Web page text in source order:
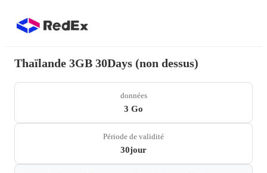
Thaïlande 3GB 30Days (non dessus)
données
3 Go
Période de validité
30jour